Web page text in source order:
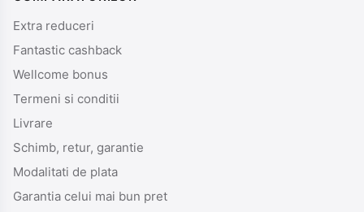
Extra reduceri
Fantastic cashback
Wellcome bonus
Termeni si conditii
Livrare
Schimb, retur, garantie
Modalitati de plata
Garantia celui mai bun pret